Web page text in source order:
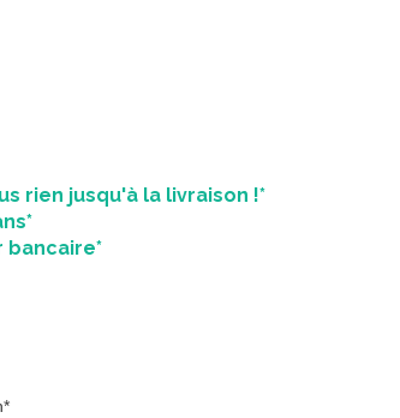
rien jusqu'à la livraison !*
bancaire*